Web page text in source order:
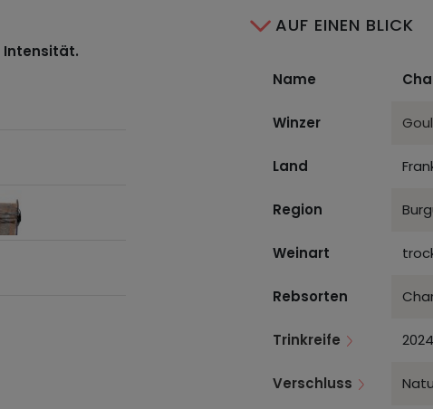
Intensität.
AUF EINEN BLICK
Name
Winzer
Land
Region
Weinart
Rebsorten
Trinkreife
Verschluss